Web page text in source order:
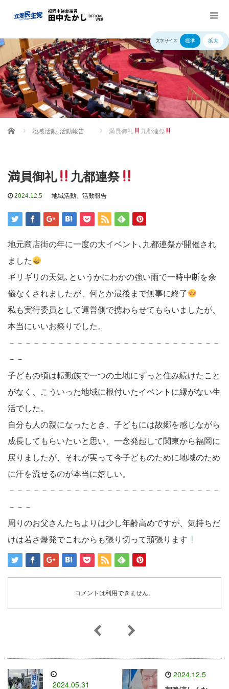
文字サイズ 標準 拡大
Home 地域活動, 活動報告 満員御礼 九都連祭
満員御礼 九都連祭
2024.12.5 地域活動、 活動報告
地元商店街の年に一度の大イベント､九都連祭が開催され
ました
ギリギリの天気､というかにわかの強い雨で一時中断を余
儀なくされましたが、何とか最後まで無事に終了
私も実行委員として運営側で携わらせてもらいましたが、
本当にいいお祭りでした。
－－－－－－－－－－－－－－－－－－－－－－－－－－
－－
子どもの頃は転勤族で一つの土地にずっと住み続けたこと
がなく、こういった地域に根付いたイベントに縁がない生
活でした。
自分も人の親になったとき、子どもには故郷を感じながら
成長してもらいたいと思い、一念発起して関東から福岡に
戻りましたが、それが実って今子どものために地域のため
に汗を流せるのが本当に嬉しい。
－－－－－－－－－－－－－－－－－－－－－－－－－－
－－－
周りのお父さんたちよりは少し年齢高めですが、気持ちだ
けは若さ爆発でこれからも張り切って頑張ります
コメントは利用できません。
2024.05.31
2024.12.5